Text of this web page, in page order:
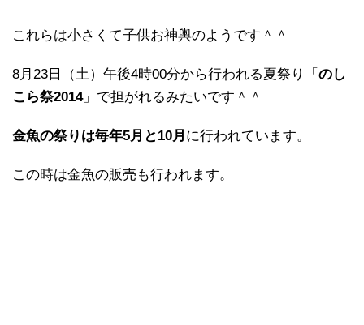
これらは小さくて子供お神輿のようです＾＾
8月23日（土）午後4時00分から行われる夏祭り「 のし
こら祭2014」で担がれるみたいです＾＾
金魚の祭りは毎年5月と10月 に行われています。
この時は金魚の販売も行われます。